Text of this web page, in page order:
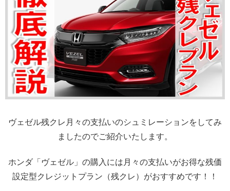
ヴェゼル残クレ月々の支払いのシュミレーションをしてみ
ましたのでご紹介いたします。
ホンダ「ヴェゼル」の購入には月々の支払いがお得な残価
設定型クレジットプラン（残クレ）がおすすめです！！